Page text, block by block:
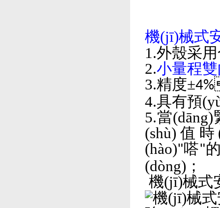
機(jī)械式
1.外殼采用
2.小量程雙
3.精度±4%
4.具有預
5.當
(shù)值時
(hào)"嗒"
(dòng)；
機(jī)械式